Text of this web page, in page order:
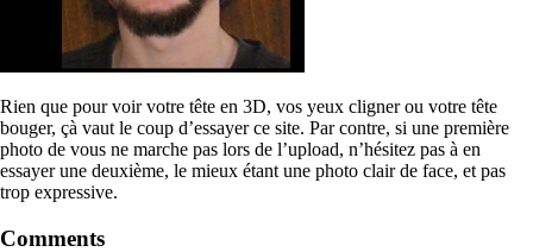
Rien que pour voir votre tête en 3D, vos yeux cligner ou votre tête
bouger, çà vaut le coup d’essayer ce site. Par contre, si une première
photo de vous ne marche pas lors de l’upload, n’hésitez pas à en
essayer une deuxième, le mieux étant une photo clair de face, et pas
trop expressive.
Comments